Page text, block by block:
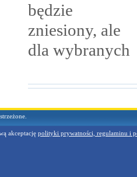
będzie
zniesiony, ale
dla wybranych
akceptację polityki prywatności, regulaminu i